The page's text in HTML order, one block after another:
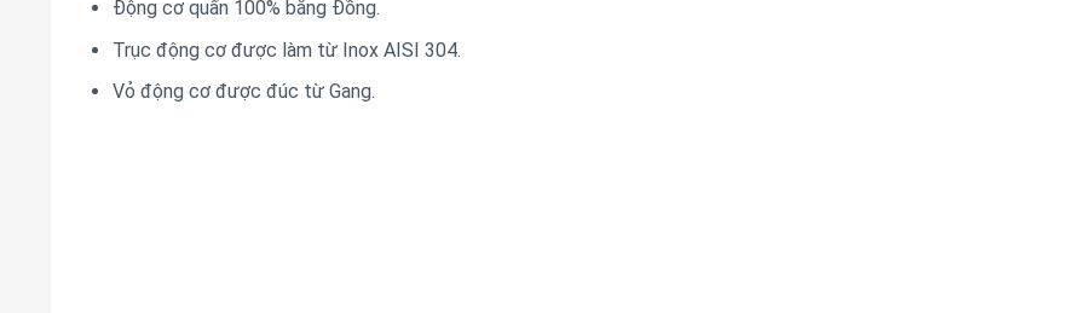
Động cơ quấn 100% bằng Đồng.
Trục động cơ được làm từ Inox AISI 304.
Vỏ động cơ được đúc từ Gang.